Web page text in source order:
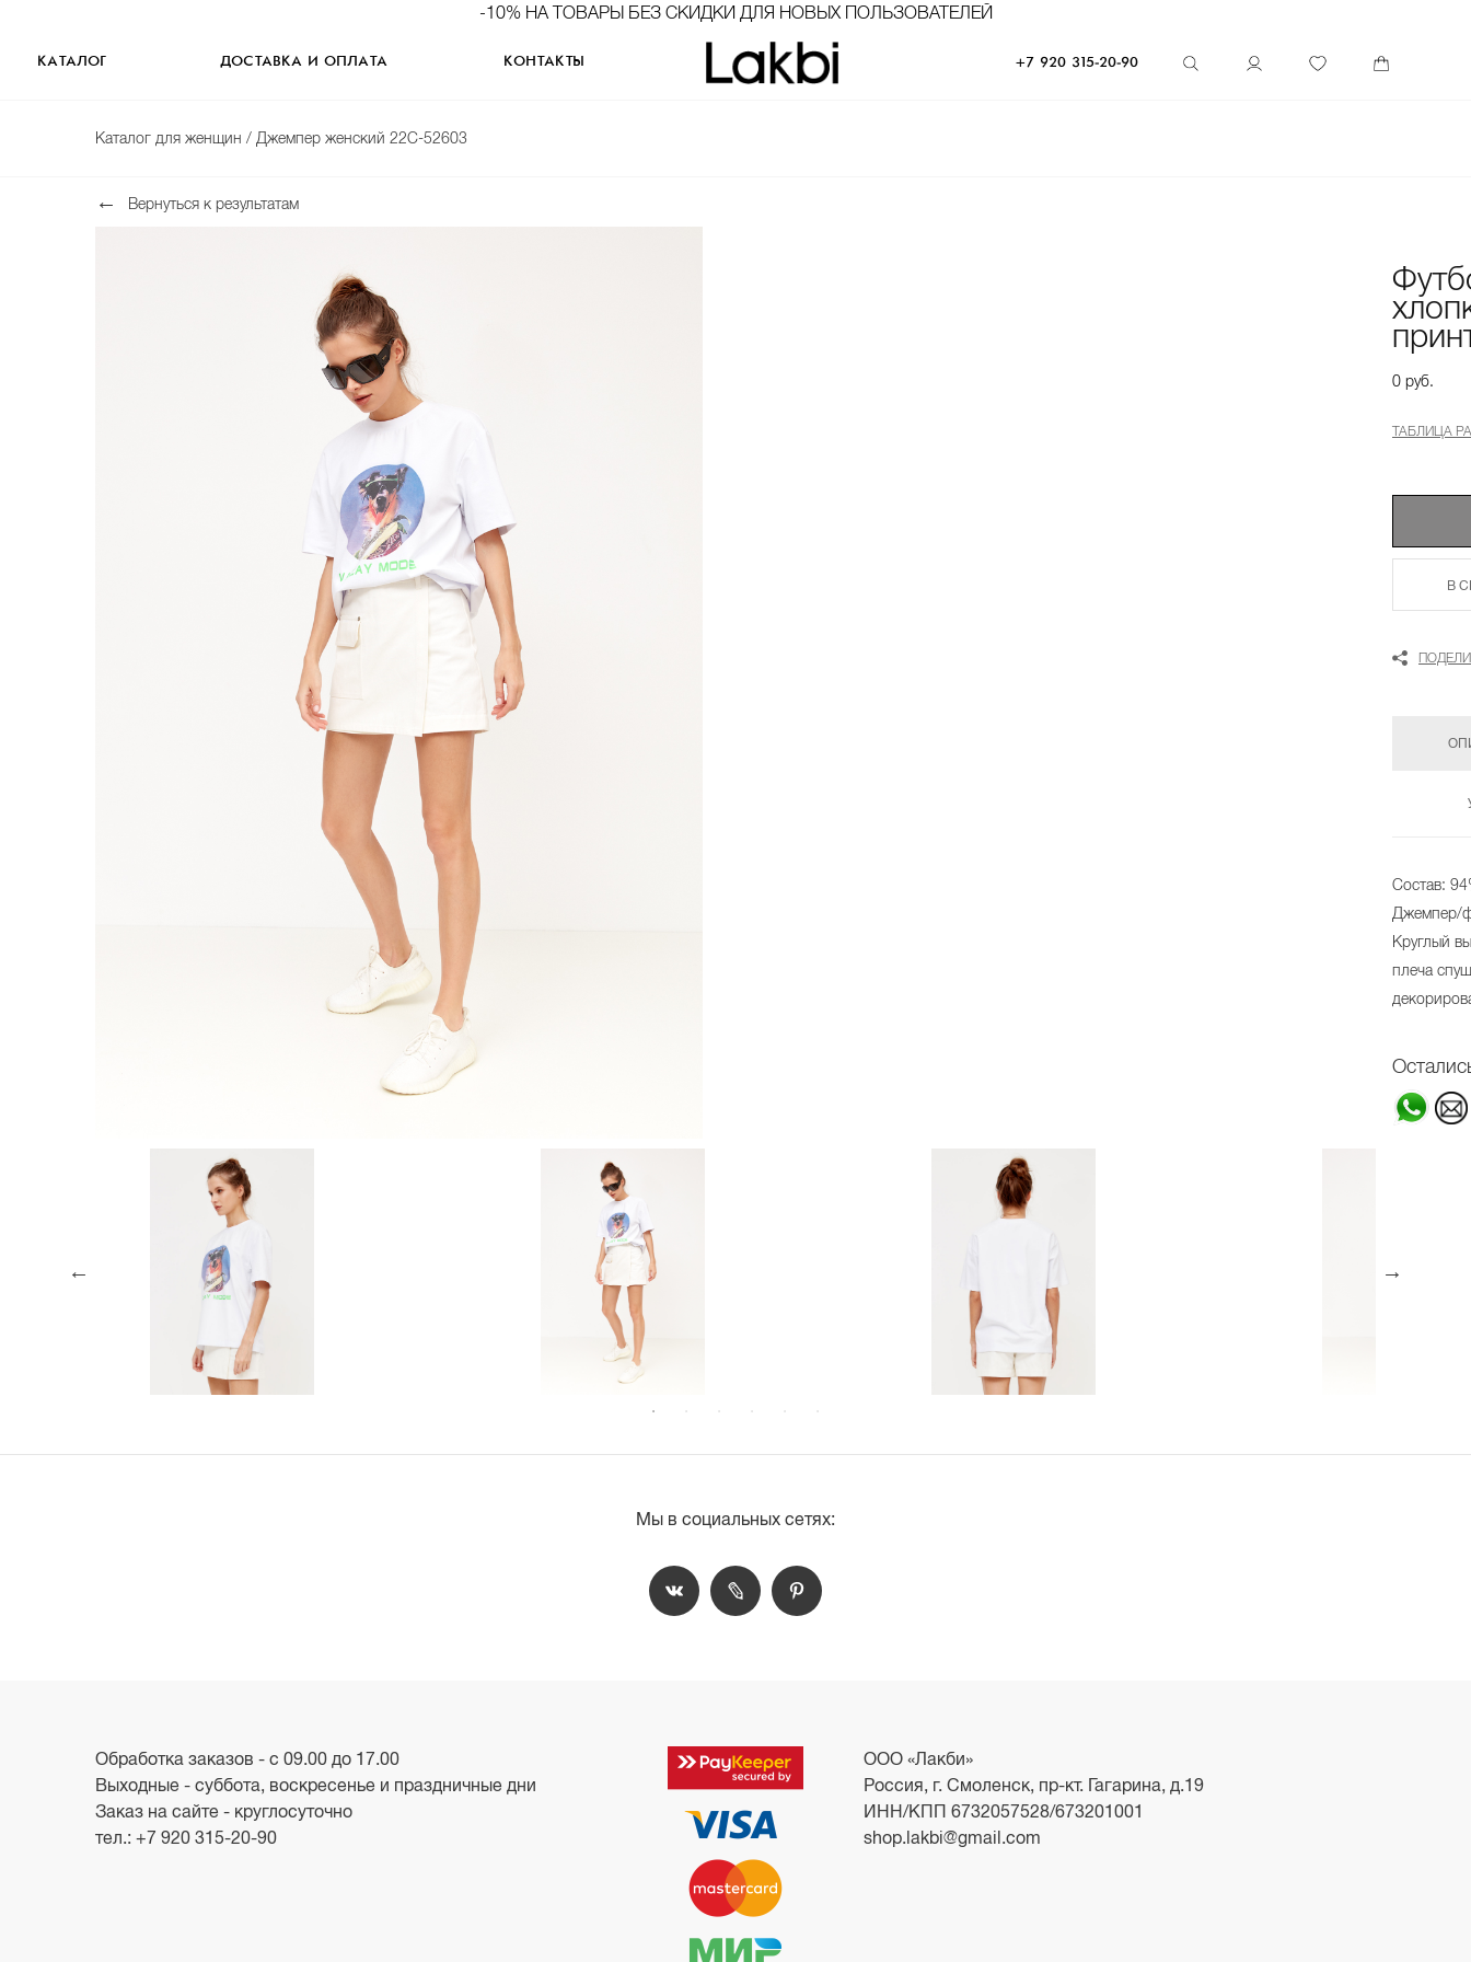
-10% НА ТОВАРЫ БЕЗ СКИДКИ ДЛЯ НОВЫХ ПОЛЬЗОВАТЕЛЕЙ
КАТАЛОГ ДОСТАВКА И ОПЛАТА КОНТАКТЫ +7 920 315-20-90
Каталог для женщин / Джемпер женский 22С-52603
Вернуться к результатам
0 руб.
ТАБЛИЦА
В
Состав:
Джемпер/
Круглый
плеча
Мы в социальных сетях:
Обработка заказов - с 09.00 до 17.00
Выходные - суббота, воскресенье и праздничные дни
Заказ на сайте - круглосуточно
тел.: +7 920 315-20-90
ООО «Лакби»
Россия, г. Смоленск, пр-кт. Гагарина, д.19
ИНН/КПП 6732057528/673201001
shop.lakbi@gmail.com